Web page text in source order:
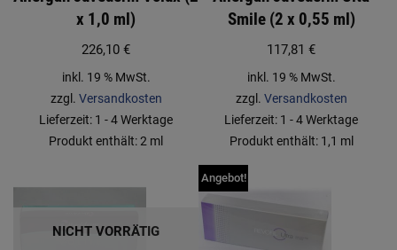
x 1,0 ml)
226,10 €
inkl. 19 % MwSt.
zzgl. Versandkosten
Lieferzeit: 1 - 4 Werktage
Produkt enthält: 2 ml
Smile (2 x 0,55 ml)
117,81 €
inkl. 19 % MwSt.
zzgl. Versandkosten
Lieferzeit: 1 - 4 Werktage
Produkt enthält: 1,1 ml
NICHT VORRÄTIG
Angebot!